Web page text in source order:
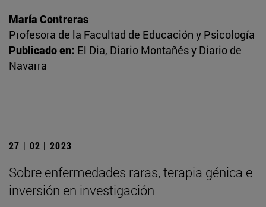
María Contreras
Profesora de la Facultad de Educación y Psicología
Publicado en: El Dia, Diario Montañés y Diario de
Navarra
27 | 02 | 2023
Sobre enfermedades raras, terapia génica e
inversión en investigación